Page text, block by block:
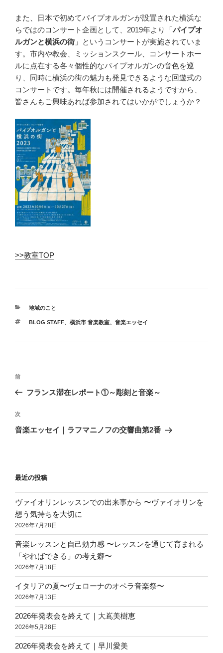
また、日本で初めてパイプオルガンが設置された横浜な
らではのコンサート企画として、2019年より「パイプオ
ルガンと横浜の街 」というコンサートが実施されていま
す。市内や教会、ミッションスクール、コンサートホー
ルに点在する各々個性的なパイプオルガンの音色を巡
り、同時に横浜の街の魅力も発見できるような回遊式の
コンサートです。毎年秋には開催されるようですから、
皆さんもご興味あれば参加されてはいかがでしょうか？
>>教室TOP
カ
ゴ
地域のこと
タ
BLOG STAFF、 横浜市 音楽教室、 音楽エッセイ
投
ナ
ビ
ゲ
ン
前
の
稿
前
フランス滞在レポート①～彫刻と音楽～
次
の
次
音楽エッセイ｜ラフマニノフの交響曲第2番
最近の投稿
ヴァイオリンレッスンでの出来事から 〜ヴァイオリンを
想う気持ちを大切に
2026年7月28日
音楽レッスンと自己効力感 〜レッスンを通じて育まれる
「やればできる」の考え癖〜
2026年7月18日
イタリアの夏〜ヴェローナのオペラ音楽祭〜
2026年7月13日
2026年発表会を終えて｜大嶌美樹恵
2026年5月28日
2026年発表会を終えて｜早川愛美